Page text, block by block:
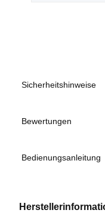
Sicherheitshinweise
Bewertungen
Bedienungsanleitung